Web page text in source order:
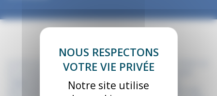
La Caf a accompagné un projet de création de micro-crèche sur
la commune de Saint-Laurent, membre de la communauté
d’agglomérations du Grand Guéret. Première crèche du
département portée par un entrepreneur individuel, elle a fait
Notre site utilise